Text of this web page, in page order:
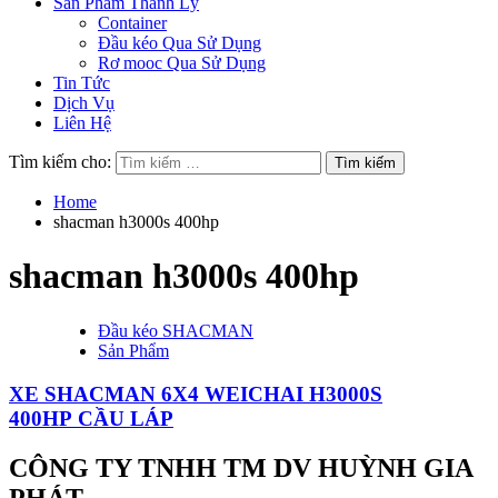
Container
Đầu kéo Qua Sử Dụng
Rơ mooc Qua Sử Dụng
Tin Tức
Dịch Vụ
Liên Hệ
Tìm kiếm cho:
Home
shacman h3000s 400hp
shacman h3000s 400hp
Đầu kéo SHACMAN
Sản Phẩm
XE SHACMAN 6X4 WEICHAI H3000S
400HP CẦU LÁP
CÔNG TY TNHH TM DV HUỲNH GIA